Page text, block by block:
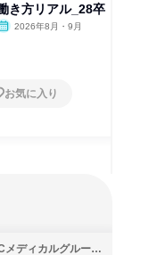
き方リアル_28卒
2026年8月・9月
お気に入り
SBCメディカルグループ株式会社